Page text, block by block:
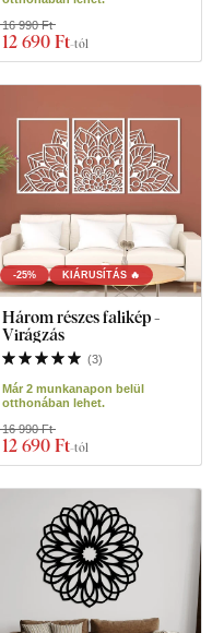
12 690 Ft-tól
16 990 Ft
-25% KIÁRUSÍTÁS 🔥
Három részes falikép -
Virágzás
(3)
Már 2 munkanapon belül
otthonában lehet.
12 690 Ft-tól
16 990 Ft